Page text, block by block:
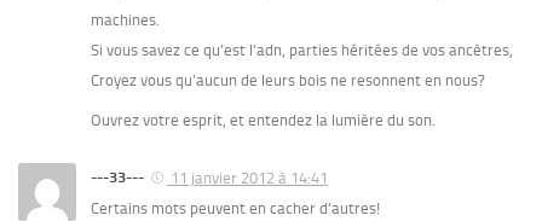
machines.
Si vous savez ce qu’est l’adn, parties héritées de vos ancêtres,
Croyez vous qu’aucun de leurs bois ne resonnent en nous?
Ouvrez votre esprit, et entendez la lumière du son.
---33---
11 janvier 2012 à 14:41
Certains mots peuvent en cacher d’autres!